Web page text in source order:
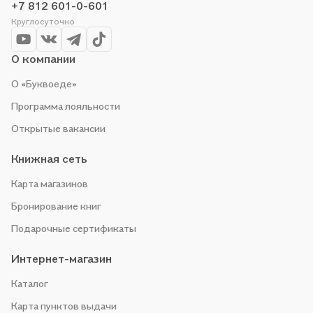
+7 812 601-0-601
Круглосуточно
О компании
О «Буквоеде»
Программа лояльности
Открытые вакансии
Книжная сеть
Карта магазинов
Бронирование книг
Подарочные сертификаты
Интернет-магазин
Каталог
Карта пунктов выдачи